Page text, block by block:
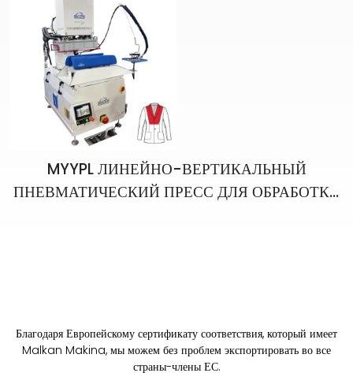
MYYPL ЛИНЕЙНО-ВЕРТИКАЛЬНЫЙ
ПНЕВМАТИЧЕСКИЙ ПРЕСС ДЛЯ ОБРАБОТКИ
Благодаря Европейскому сертификату соответствия, который имеет
Malkan Makina, мы можем без проблем экспортировать во все
страны-члены ЕС.